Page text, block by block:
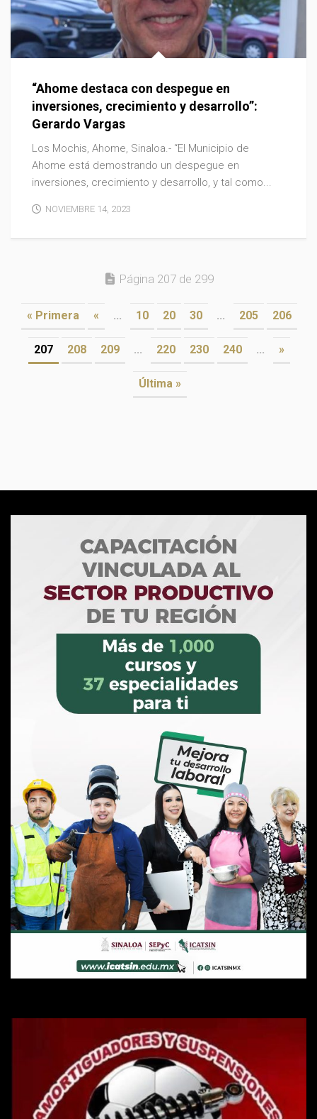
“Ahome destaca con despegue en
inversiones, crecimiento y desarrollo”:
Gerardo Vargas
Los Mochis, Ahome, Sinaloa.- “El Municipio de
Ahome está demostrando un despegue en
inversiones, crecimiento y desarrollo, y tal como...
NOVIEMBRE 14, 2023
Página 207 de 299
« Primera « ... 10 20 30 ... 205 206
207 208 209 ... 220 230 240 ... »
Última »